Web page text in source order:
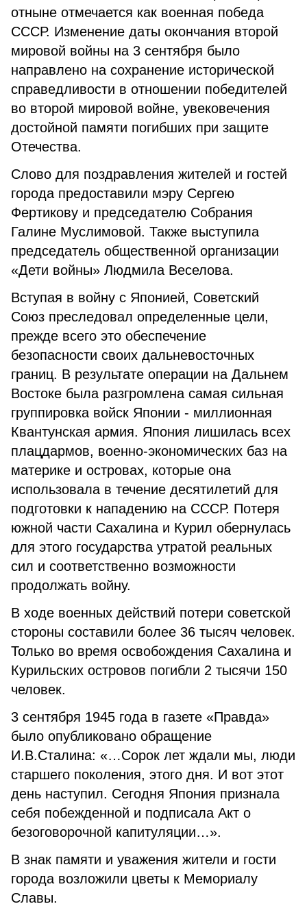
отныне отмечается как военная победа
СССР. Изменение даты окончания второй
мировой войны на 3 сентября было
направлено на сохранение исторической
справедливости в отношении победителей
во второй мировой войне, увековечения
достойной памяти погибших при защите
Отечества.
Слово для поздравления жителей и гостей
города предоставили мэру Сергею
Фертикову и председателю Собрания
Галине Муслимовой. Также выступила
председатель общественной организации
«Дети войны» Людмила Веселова.
Вступая в войну с Японией, Советский
Союз преследовал определенные цели,
прежде всего это обеспечение
безопасности своих дальневосточных
границ. В результате операции на Дальнем
Востоке была разгромлена самая сильная
группировка войск Японии - миллионная
Квантунская армия. Япония лишилась всех
плацдармов, военно-экономических баз на
материке и островах, которые она
использовала в течение десятилетий для
подготовки к нападению на СССР. Потеря
южной части Сахалина и Курил обернулась
для этого государства утратой реальных
сил и соответственно возможности
продолжать войну.
В ходе военных действий потери советской
стороны составили более 36 тысяч человек.
Только во время освобождения Сахалина и
Курильских островов погибли 2 тысячи 150
человек.
3 сентября 1945 года в газете «Правда»
было опубликовано обращение
И.В.Сталина: «…Сорок лет ждали мы, люди
старшего поколения, этого дня. И вот этот
день наступил. Сегодня Япония признала
себя побежденной и подписала Акт о
безоговорочной капитуляции…».
В знак памяти и уважения жители и гости
города возложили цветы к Мемориалу
Славы.